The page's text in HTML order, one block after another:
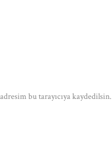
bu tarayıcıya kaydedilsin.